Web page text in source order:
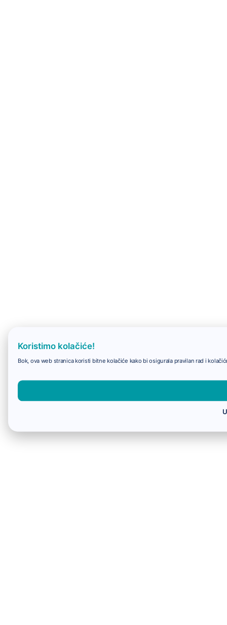
Koristimo kolačiće!
Bok, ova web stranica koristi bitne kolačiće kako bi osigurala pravilan rad i